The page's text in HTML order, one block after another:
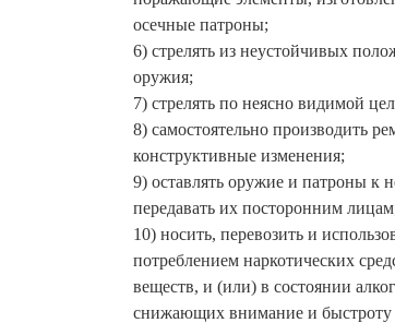
осечные патроны;
6) стрелять из неустойчивых
оружия;
7) стрелять по неясно видимой
8) самостоятельно производить
конструктивные изменения;
9) оставлять оружие и патроны к
передавать их посторонним
10) носить, перевозить и
потреблением наркотических
веществ, и (или) в состоянии
снижающих внимание и быстроту